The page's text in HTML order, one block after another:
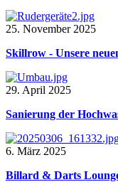
25. November 2025
Skillrow - Unsere
29. April 2025
Sanierung der
6. März 2025
Billard & Darts